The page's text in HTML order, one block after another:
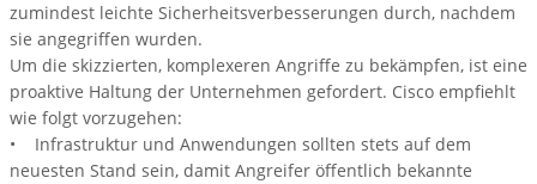
zumindest leichte Sicherheitsverbesserungen durch, nachdem
sie angegriffen wurden.
Um die skizzierten, komplexeren Angriffe zu bekämpfen, ist eine
proaktive Haltung der Unternehmen gefordert. Cisco empfiehlt
wie folgt vorzugehen:
• Infrastruktur und Anwendungen sollten stets auf dem
neuesten Stand sein, damit Angreifer öffentlich bekannte